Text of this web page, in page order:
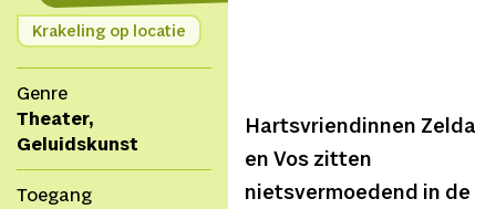
Krakeling op locatie
Genre
Theater,
Geluidskunst
Toegang
Hartsvriendinnen Zelda
en Vos zitten
nietsvermoedend in de